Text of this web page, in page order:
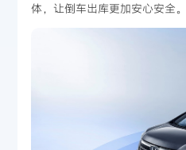
体，让倒车出库更加安心安全。